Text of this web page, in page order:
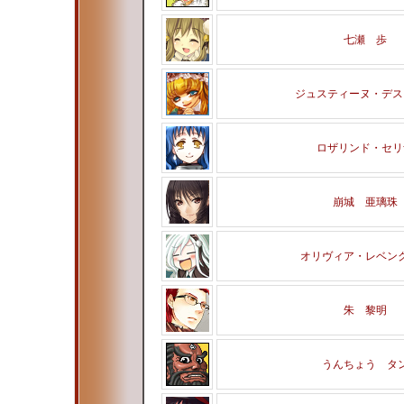
七瀬 歩
ジュスティーヌ・デ
ロザリンド・セ
崩城 亜璃珠
オリヴィア・レベン
朱 黎明
うんちょう タ